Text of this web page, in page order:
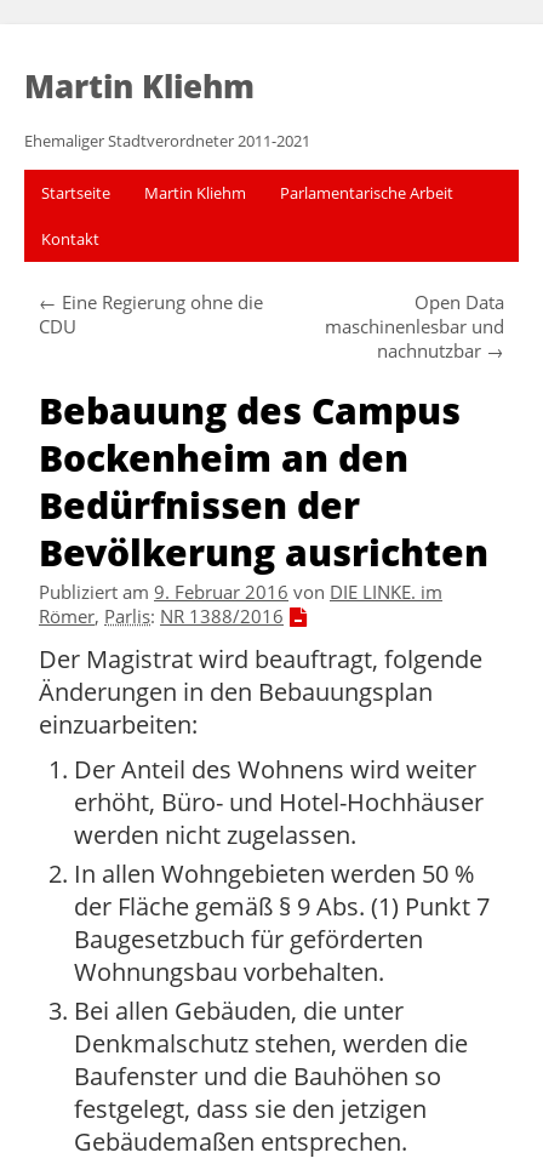
Martin Kliehm
Ehemaliger Stadtverordneter 2011-2021
Startseite Martin Kliehm Parlamentarische Arbeit
Kontakt
← Eine Regierung ohne die
CDU
Open Data
maschinenlesbar und
nachnutzbar →
Bebauung des Campus
Bockenheim an den
Bedürfnissen der
Bevölkerung ausrichten
Publiziert am 9. Februar 2016 von DIE LINKE. im
Römer, Parlis: NR 1388/2016
Der Magistrat wird beauftragt, folgende
Änderungen in den Bebauungsplan
einzuarbeiten:
Der Anteil des Wohnens wird weiter
erhöht, Büro- und Hotel-Hochhäuser
werden nicht zugelassen.
In allen Wohngebieten werden 50 %
der Fläche gemäß § 9 Abs. (1) Punkt 7
Baugesetzbuch für geförderten
Wohnungsbau vorbehalten.
Bei allen Gebäuden, die unter
Denkmalschutz stehen, werden die
Baufenster und die Bauhöhen so
festgelegt, dass sie den jetzigen
Gebäudemaßen entsprechen.